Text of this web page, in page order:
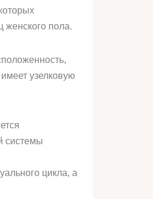
женского пола.
узелковую
системы
цикла, а